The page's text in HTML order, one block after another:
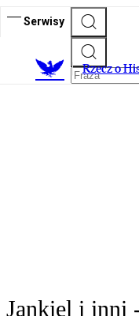
Serwisy
Rzecz o
Jankiel i inni